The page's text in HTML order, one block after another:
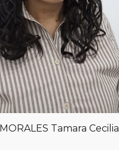
Tamara Cecilia